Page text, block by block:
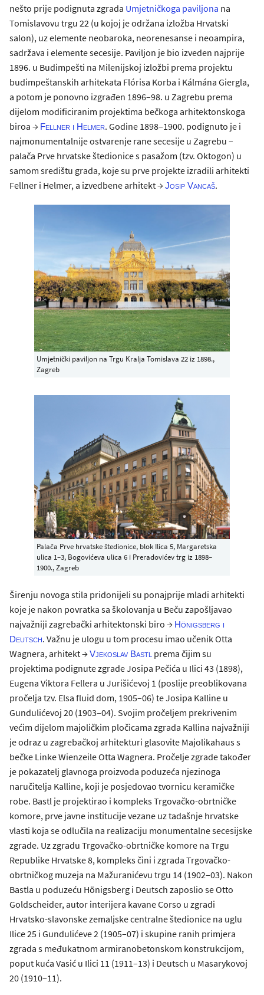
nešto prije podignuta zgrada Umjetničkoga paviljona na
Tomislavovu trgu 22 (u kojoj je održana izložba Hrvatski
salon), uz elemente neobaroka, neorenesanse i neoampira,
sadržava i elemente secesije. Paviljon je bio izveden najprije
1896. u Budimpešti na Milenijskoj izložbi prema projektu
budimpeštanskih arhitekata Flórisa Korba i Kálmána Giergla,
a potom je ponovno izgrađen 1896–98. u Zagrebu prema
dijelom modificiranim projektima bečkoga arhitektonskoga
biroa → Fellner i Helmer. Godine 1898–1900. podignuto je i
najmonumentalnije ostvarenje rane secesije u Zagrebu –
palača Prve hrvatske štedionice s pasažom (tzv. Oktogon) u
samom središtu grada, koje su prve projekte izradili arhitekti
Fellner i Helmer, a izvedbene arhitekt →Josip Vancaš.
Umjetnički paviljon na Trgu Kralja Tomislava 22 iz 1898.,
Zagreb
Palača Prve hrvatske štedionice, blok Ilica 5, Margaretska
ulica 1–3, Bogovićeva ulica 6 i Preradovićev trg iz 1898–
1900., Zagreb
Širenju novoga stila pridonijeli su ponajprije mladi arhitekti
koje je nakon povratka sa školovanja u Beču zapošljavao
najvažniji zagrebački arhitektonski biro → Hönigsberg i
Deutsch. Važnu je ulogu u tom procesu imao učenik Otta
Wagnera, arhitekt →Vjekoslav Bastl prema čijim su
projektima podignute zgrade Josipa Pečića u Ilici 43 (1898),
Eugena Viktora Fellera u Jurišićevoj 1 (poslije preoblikovana
pročelja tzv. Elsa fluid dom, 1905–06) te Josipa Kalline u
Gundulićevoj 20 (1903–04). Svojim pročeljem prekrivenim
većim dijelom majoličkim pločicama zgrada Kallina najvažniji
je odraz u zagrebačkoj arhitekturi glasovite Majolikahaus s
bečke Linke Wienzeile Otta Wagnera. Pročelje zgrade također
je pokazatelj glavnoga proizvoda poduzeća njezinoga
naručitelja Kalline, koji je posjedovao tvornicu keramičke
robe. Bastl je projektirao i kompleks Trgovačko-obrtničke
komore, prve javne institucije vezane uz tadašnje hrvatske
vlasti koja se odlučila na realizaciju monumentalne secesijske
zgrade. Uz zgradu Trgovačko-obrtničke komore na Trgu
Republike Hrvatske 8, kompleks čini i zgrada Trgovačko-
obrtničkog muzeja na Mažuranićevu trgu 14 (1902–03). Nakon
Bastla u poduzeću Hönigsberg i Deutsch zaposlio se Otto
Goldscheider, autor interijera kavane Corso u zgradi
Hrvatsko-slavonske zemaljske centralne štedionice na uglu
Ilice 25 i Gundulićeve 2 (1905–07) i skupine ranih primjera
zgrada s međukatnom armiranobetonskom konstrukcijom,
poput kuća Vasić u Ilici 11 (1911–13) i Deutsch u Masarykovoj
20 (1910–11).